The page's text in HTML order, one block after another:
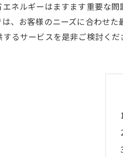
ネルギーはますます重要な
、お客様のニーズに合わせ
るサービスを是非ご検討くだ